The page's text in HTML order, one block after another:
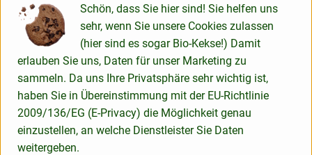
Erzeuger
FAIR SQUARED GmbH
Hermann-Heinrich-Gossen-Straße 4
50858 Köln
Deutschland
Schön, dass Sie hier sind! Sie helfen uns
sehr, wenn Sie unsere Cookies zulassen
(hier sind es sogar Bio-Kekse!) Damit
erlauben Sie uns, Daten für unser Marketing zu
sammeln. Da uns Ihre Privatsphäre sehr wichtig ist,
haben Sie in Übereinstimmung mit der EU-Richtlinie
2009/136/EG (E-Privacy) die Möglichkeit genau
einzustellen, an welche Dienstleister Sie Daten
weitergeben.